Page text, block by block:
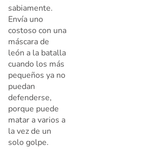
sabiamente.
Envía uno
costoso con una
máscara de
león a la batalla
cuando los más
pequeños ya no
puedan
defenderse,
porque puede
matar a varios a
la vez de un
solo golpe.